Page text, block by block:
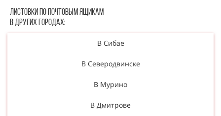
Листовки по почтовым ящикам
в других городах:
В Сибае
В Северодвинске
В Мурино
В Дмитрове